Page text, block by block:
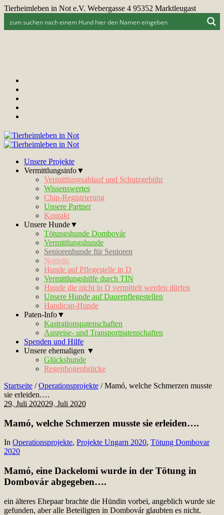
Tierheimleben in Not e.V. Webergasse 4 95352 Marktleugast
Unsere Projekte
Vermittlungsinfo▼
Vermittlungsablauf und Schutzgebühr
Wissenswertes
Chip-Registrierung
Unsere Partner
Kontakt
Unsere Hunde▼
Tötungshunde Dombovár
Vermittlungshunde
Seniorenhunde für Senioren
Notfelle
Hunde auf Pflegestelle in D
Vermittlungshilfe durch TIN
Hunde die nicht in D vermittelt werden dürfen
Unsere Hunde auf Dauerpflegestellen
Handicap-Hunde
Paten-Info▼
Kastrationspatenschaften
Ausreise- und Transportpatenschaften
Spenden und Hilfe
Unsere ehemaligen ▼
Glückshunde
Regenbogenbrücke
Startseite /Operationsprojekte /Mamó, welche Schmerzen musste
sie erleiden….
29. Juli 202029. Juli 2020
Mamó, welche Schmerzen musste sie erleiden….
In Operationsprojekte, Projekte Ungarn 2020, Tötung Dombovar
2020
Mamó, eine Dackelomi wurde in der Tötung in
Dombovár abgegeben….
ein älteres Ehepaar brachte die Hündin vorbei, angeblich wurde sie
gefunden, aber alle Beteiligten in Dombovár glaubten es nicht.